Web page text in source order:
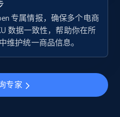
records by shop url
Currency, Initial
percent, and more.
专属情报，确保多个电商
数据一致性，帮助你在所
维护统一商品信息。
专家